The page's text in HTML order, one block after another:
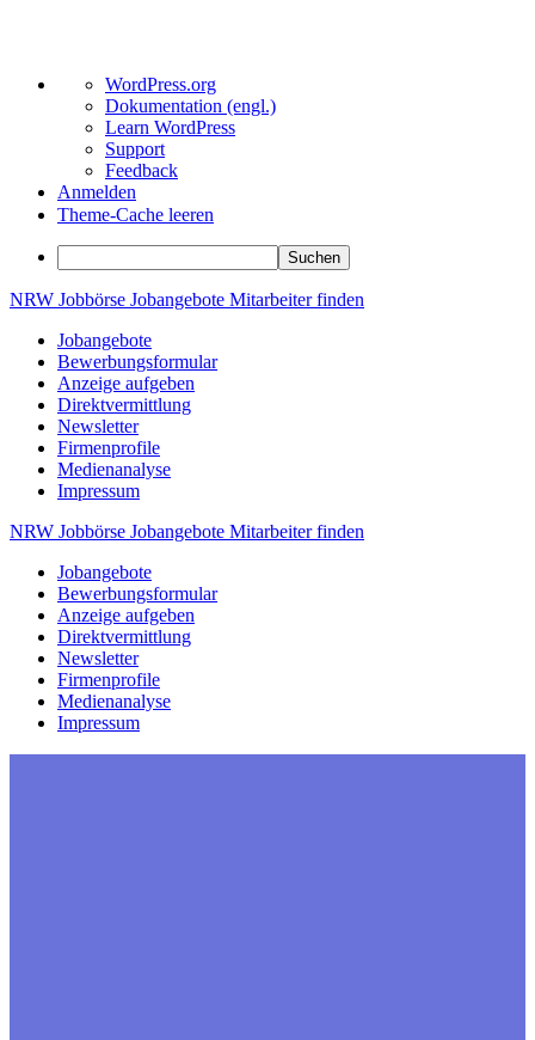
Über
WordPress
WordPress.org
Dokumentation (engl.)
Learn WordPress
Support
Feedback
Anmelden
Theme-Cache leeren
Suchen
Zum
springen
NRW Jobbörse Jobangebote Mitarbeiterfinden
Jobangebote
Bewerbungsformular
Anzeige aufgeben
Direktvermittlung
Newsletter
Firmenprofile
Medienanalyse
Impressum
NRW Jobbörse Jobangebote Mitarbeiterfinden
Jobangebote
Bewerbungsformular
Anzeige aufgeben
Direktvermittlung
Newsletter
Firmenprofile
Medienanalyse
Impressum